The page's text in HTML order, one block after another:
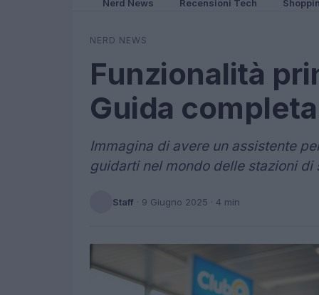
Nerd News Recensioni Tech
NERD NEWS
Funzionalità
Guida completa
Immagina di avere un assistente
guidarti nel mondo delle stazioni
Staff · 9 Giugno 2025 · 4 min